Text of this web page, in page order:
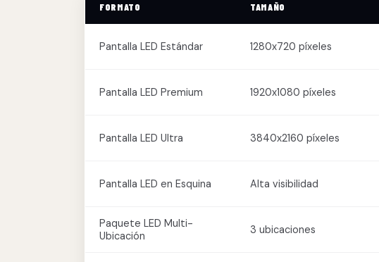
FORMATO TAMAÑO
Pantalla LED Estándar 1280x720 píxeles
Pantalla LED Premium 1920x1080 píxeles
Pantalla LED Ultra 3840x2160 píxeles
Pantalla LED en Esquina Alta visibilidad
Paquete LED Multi-
Ubicación
3 ubicaciones